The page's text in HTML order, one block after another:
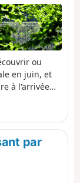
grands,
La fin
du
de
Rhône au
ou
en juin, et
à l'arrivée
reste. Les
de
carrément
par